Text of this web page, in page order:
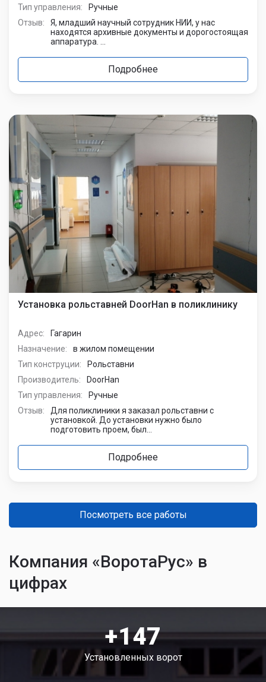
Тип управления:
Ручные
Отзыв:
Я, младший научный сотрудник НИИ, у нас
находятся архивные документы и дорогостоящая
аппаратура. ...
Подробнее
Установка рольставней DoorHan в поликлинику
Адрес:
Гагарин
Назначение:
в жилом помещении
Тип конструции:
Рольставни
Производитель:
DoorHan
Тип управления:
Ручные
Отзыв:
Для поликлиники я заказал рольставни с
установкой. До установки нужно было
подготовить проем, был...
Подробнее
Посмотреть все работы
Компания «ВоротаРус» в
цифрах
+147
Установленных ворот